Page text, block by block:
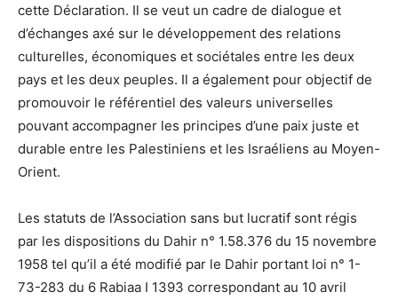
cette Déclaration. Il se veut un cadre de dialogue et
d’échanges axé sur le développement des relations
culturelles, économiques et sociétales entre les deux
pays et les deux peuples. Il a également pour objectif de
promouvoir le référentiel des valeurs universelles
pouvant accompagner les principes d’une paix juste et
durable entre les Palestiniens et les Israéliens au Moyen-
Orient.
Les statuts de l’Association sans but lucratif sont régis
par les dispositions du Dahir n° 1.58.376 du 15 novembre
1958 tel qu’il a été modifié par le Dahir portant loi n° 1-
73-283 du 6 Rabiaa I 1393 correspondant au 10 avril